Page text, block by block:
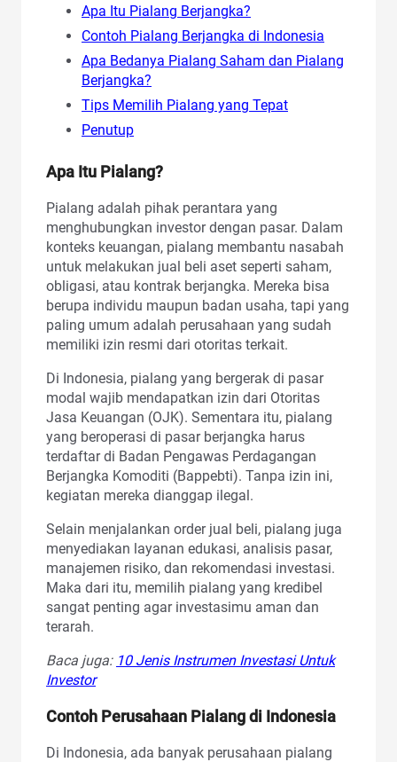
Apa Itu Pialang Berjangka?
Contoh Pialang Berjangka di Indonesia
Apa Bedanya Pialang Saham dan Pialang
Berjangka?
Tips Memilih Pialang yang Tepat
Penutup
Apa Itu Pialang?
Pialang adalah pihak perantara yang
menghubungkan investor dengan pasar. Dalam
konteks keuangan, pialang membantu nasabah
untuk melakukan jual beli aset seperti saham,
obligasi, atau kontrak berjangka. Mereka bisa
berupa individu maupun badan usaha, tapi yang
paling umum adalah perusahaan yang sudah
memiliki izin resmi dari otoritas terkait.
Di Indonesia, pialang yang bergerak di pasar
modal wajib mendapatkan izin dari Otoritas
Jasa Keuangan (OJK). Sementara itu, pialang
yang beroperasi di pasar berjangka harus
terdaftar di Badan Pengawas Perdagangan
Berjangka Komoditi (Bappebti). Tanpa izin ini,
kegiatan mereka dianggap ilegal.
Selain menjalankan order jual beli, pialang juga
menyediakan layanan edukasi, analisis pasar,
manajemen risiko, dan rekomendasi investasi.
Maka dari itu, memilih pialang yang kredibel
sangat penting agar investasimu aman dan
terarah.
Baca juga: 10 Jenis Instrumen Investasi Untuk
Investor
Contoh Perusahaan Pialang di Indonesia
Di Indonesia, ada banyak perusahaan pialang